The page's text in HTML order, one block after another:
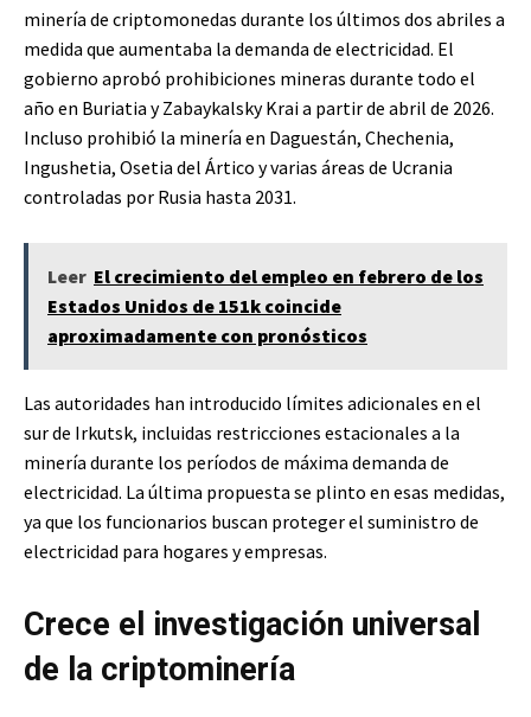
minería de criptomonedas durante los últimos dos abriles a
medida que aumentaba la demanda de electricidad. El
gobierno aprobó prohibiciones mineras durante todo el
año en Buriatia y Zabaykalsky Krai a partir de abril de 2026.
Incluso prohibió la minería en Daguestán, Chechenia,
Ingushetia, Osetia del Ártico y varias áreas de Ucrania
controladas por Rusia hasta 2031.
Leer El crecimiento del empleo en febrero de los
Estados Unidos de 151k coincide
aproximadamente con pronósticos
Las autoridades han introducido límites adicionales en el
sur de Irkutsk, incluidas restricciones estacionales a la
minería durante los períodos de máxima demanda de
electricidad. La última propuesta se plinto en esas medidas,
ya que los funcionarios buscan proteger el suministro de
electricidad para hogares y empresas.
Crece el investigación universal
de la criptominería